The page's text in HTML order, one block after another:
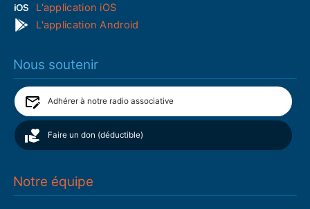
L'application iOS
L'application Android
Nous soutenir
Adhérer à notre radio associative
Faire un don (déductible)
Notre équipe